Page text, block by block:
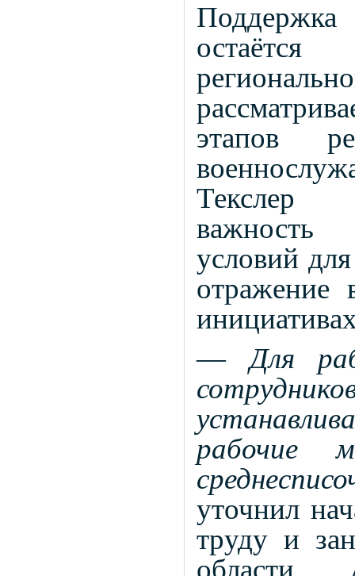
этапов
Текслер
условий
отражение
—Для
рабочие
уточнил
труду и
области